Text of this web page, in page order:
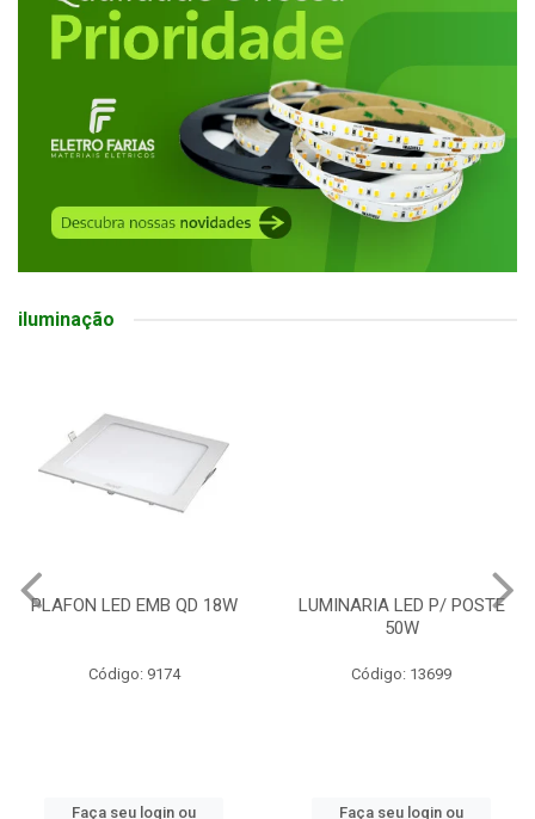
iluminação
PLAFON LED EMB QD 18W
Código: 9174
Faça seu login ou
LUMINARIA LED P/ POSTE
50W
Código: 13699
Faça seu login ou